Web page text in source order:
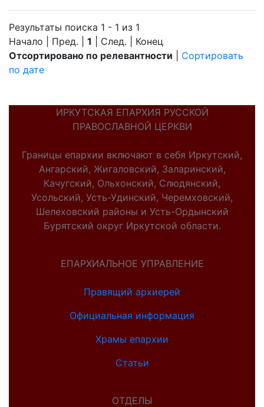
Результаты поиска 1 - 1 из 1
Начало | Пред. | 1 | След. | Конец
Отсортировано по релевантности
Сортировать
по дате
ИРКУТСКАЯ ЕПАРХИЯ РУССКОЙ
ПРАВОСЛАВНОЙ ЦЕРКВИ
Границы епархии включают в себя Иркутский,
Ангарский, Жигаловский, Заларинский,
Качугский, Ольхонский, Слюдянский,
Усольский, Усть-Удинский, Черемховский,
Шелеховский районы и Усть-Ордынский
Бурятский округ Иркутской области.
ЕПАРХИАЛЬНОЕ УПРАВЛЕНИЕ
Правящий архиерей
Официальная информация
Храмы епархии
Статьи
ОТДЕЛЫ